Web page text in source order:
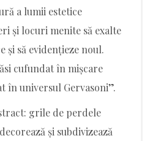
a lumii estetice
și locuri menite să exalte
să evidențieze noul.
cufundat în mișcare
în universul Gervasoni”.
grile de perdele
și subdivizează